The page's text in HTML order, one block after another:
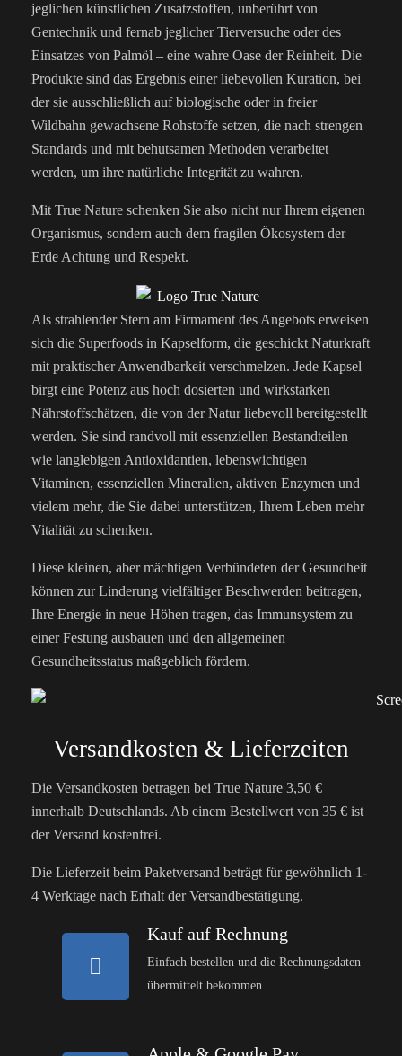
jeglichen künstlichen Zusatzstoffen, unberührt von
Gentechnik und fernab jeglicher Tierversuche oder des
Einsatzes von Palmöl – eine wahre Oase der Reinheit. Die
Produkte sind das Ergebnis einer liebevollen Kuration, bei
der sie ausschließlich auf biologische oder in freier
Wildbahn gewachsene Rohstoffe setzen, die nach strengen
Standards und mit behutsamen Methoden verarbeitet
werden, um ihre natürliche Integrität zu wahren.
Mit True Nature schenken Sie also nicht nur Ihrem eigenen
Organismus, sondern auch dem fragilen Ökosystem der
Erde Achtung und Respekt.
Als strahlender Stern am Firmament des Angebots erweisen
sich die Superfoods in Kapselform, die geschickt Naturkraft
mit praktischer Anwendbarkeit verschmelzen. Jede Kapsel
birgt eine Potenz aus hoch dosierten und wirkstarken
Nährstoffschätzen, die von der Natur liebevoll bereitgestellt
werden. Sie sind randvoll mit essenziellen Bestandteilen
wie langlebigen Antioxidantien, lebenswichtigen
Vitaminen, essenziellen Mineralien, aktiven Enzymen und
vielem mehr, die Sie dabei unterstützen, Ihrem Leben mehr
Vitalität zu schenken.
Diese kleinen, aber mächtigen Verbündeten der Gesundheit
können zur Linderung vielfältiger Beschwerden beitragen,
Ihre Energie in neue Höhen tragen, das Immunsystem zu
einer Festung ausbauen und den allgemeinen
Gesundheitsstatus maßgeblich fördern.
Versandkosten & Lieferzeiten
Die Versandkosten betragen bei True Nature 3,50 €
innerhalb Deutschlands. Ab einem Bestellwert von 35 € ist
der Versand kostenfrei.
Die Lieferzeit beim Paketversand beträgt für gewöhnlich 1-
4 Werktage nach Erhalt der Versandbestätigung.
Kauf auf Rechnung
Einfach bestellen und die Rechnungsdaten
übermittelt bekommen